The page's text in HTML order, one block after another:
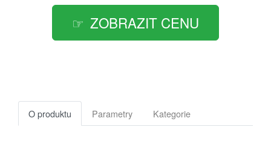
ZOBRAZIT CENU
O produktu Parametry Kategorie